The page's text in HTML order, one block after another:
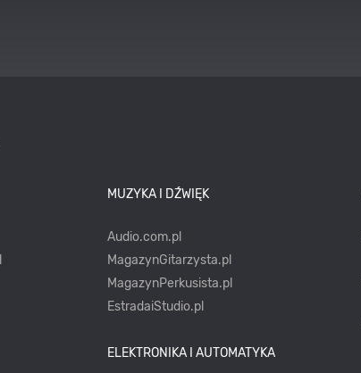
MUZYKA I DŹWIĘK
Audio.com.pl
MagazynGitarzysta.pl
MagazynPerkusista.pl
EstradaiStudio.pl
ELEKTRONIKA I AUTOMATYKA